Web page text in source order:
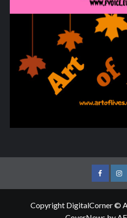
Copyright DigitalCorner ©